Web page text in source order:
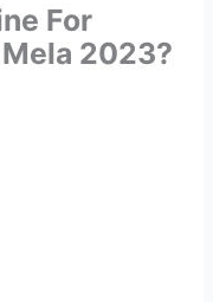
For
2023?